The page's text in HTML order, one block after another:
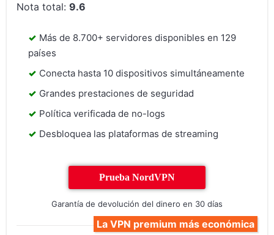
Nota total:9.6
Más de 8.700+ servidores disponibles en 129
países
Conecta hasta 10 dispositivos simultáneamente
Grandes prestaciones de seguridad
Política verificada de no-logs
Desbloquea las plataformas de streaming
Prueba NordVPN
Garantía de devolución del dinero en 30 días
La VPN premium más económica